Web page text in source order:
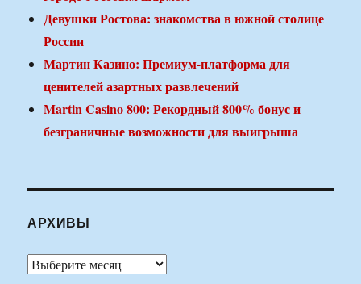
Девушки Ростова: знакомства в южной столице
России
Мартин Казино: Премиум-платформа для
ценителей азартных развлечений
Martin Casino 800: Рекордный 800% бонус и
безграничные возможности для выигрыша
АРХИВЫ
Архивы